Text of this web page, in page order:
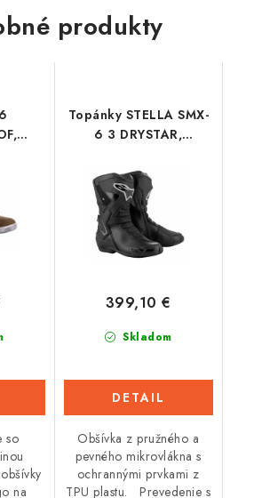
produkty
so
na
Topánky STELLA SMX-
6 3 DRYSTAR,
(čierna/strieborná)
2026
Skladom
399,10 €
DETAIL
Obšívka z pružného a
pevného mikrovlákna s
ochrannými prvkami z
TPU plastu. Prevedenie s